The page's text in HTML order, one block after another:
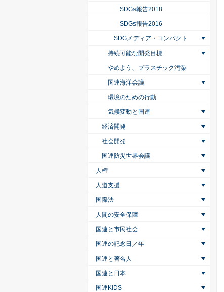
SDGs報告2018
SDGs報告2016
SDGメディア・コンパクト
持続可能な開発目標
やめよう、プラスチック汚染
国連海洋会議
環境のための行動
気候変動と国連
経済開発
社会開発
国連防災世界会議
人権
人道支援
国際法
人間の安全保障
国連と市民社会
国連の記念日／年
国連と著名人
国連と日本
国連KIDS